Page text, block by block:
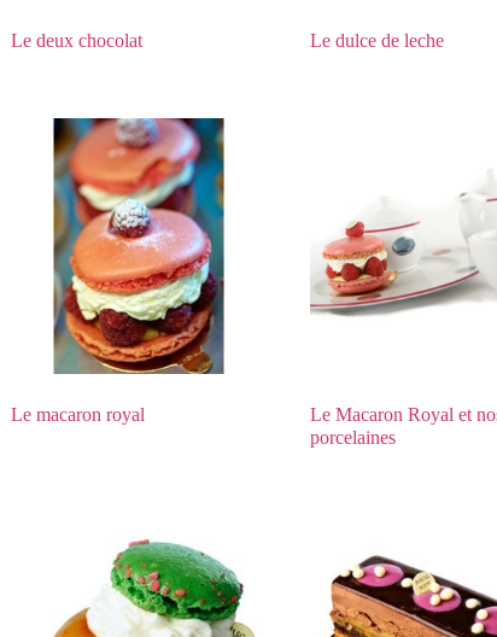
Le deux chocolat Le dulce de leche
Le macaron royal
Le Macaron Royal et
porcelaines